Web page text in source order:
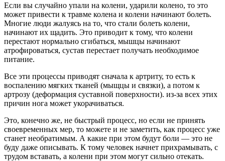
Если вы случайно упали на колени, ударили колено, то это
может привести к травме колена и колени начинают болеть.
Многие люди жалуясь на то, что стали болеть колени,
начинают их щадить. Это приводит к тому, что колени
перестают нормально сгибаться, мышцы начинают
атрофироваться, сустав перестает получать необходимое
питание.
Все эти процессы приводят сначала к артриту, то есть к
воспалению мягких тканей (мыщцы и связки), а потом к
артрозу (деформация суставной поверхности). из-за всех этих
причин нога может укорачиваться.
Это, конечно же, не быстрый процесс, но если не принять
своевременных мер, то можете и не заметить, как процесс уже
станет необратимым. А какие при этом будут боли — это не
буду даже описывать. К тому человек начнет прихрамывать, с
трудом вставать, а колени при этом могут сильно отекать.